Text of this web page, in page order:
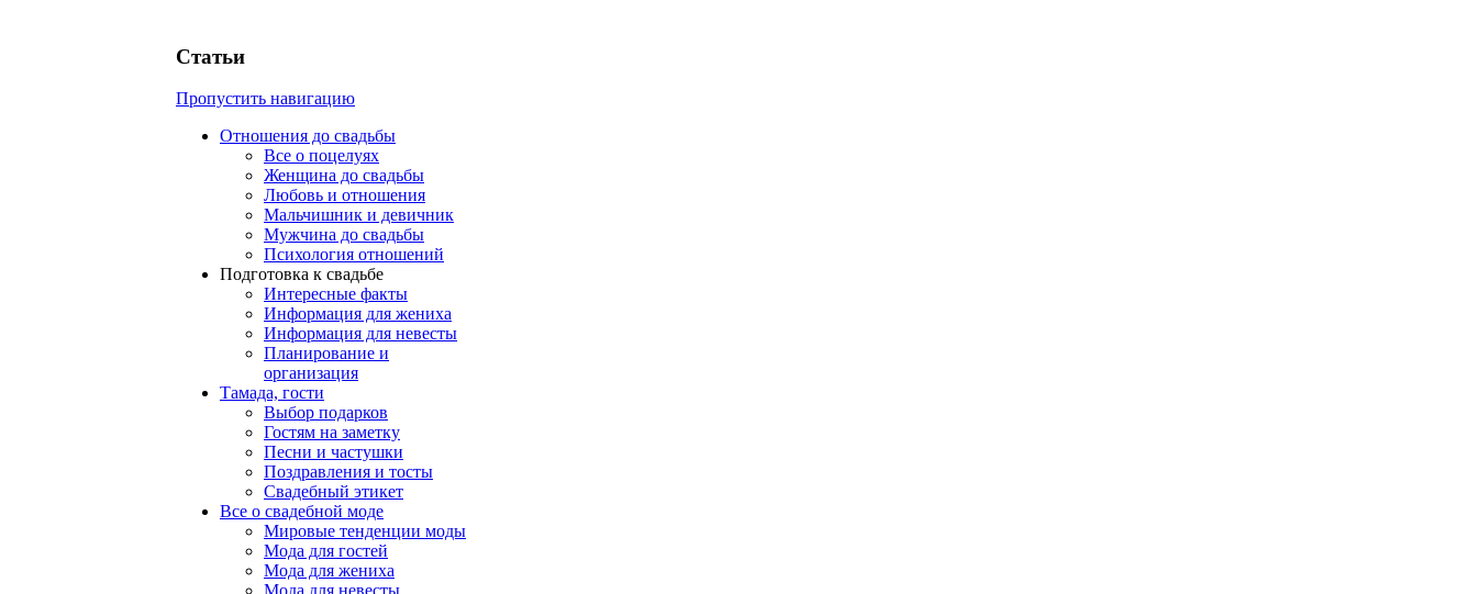
Статьи
Пропустить навигацию
Отношения до свадьбы
Все о поцелуях
Женщина до свадьбы
Любовь и отношения
Мальчишник и девичник
Мужчина до свадьбы
Психология отношений
Подготовка к свадьбе
Интересные факты
Информация для жениха
Информация для невесты
Планирование и
организация
Тамада, гости
Выбор подарков
Гостям на заметку
Песни и частушки
Поздравления и тосты
Свадебный этикет
Все о свадебной моде
Мировые тенденции моды
Мода для гостей
Мода для жениха